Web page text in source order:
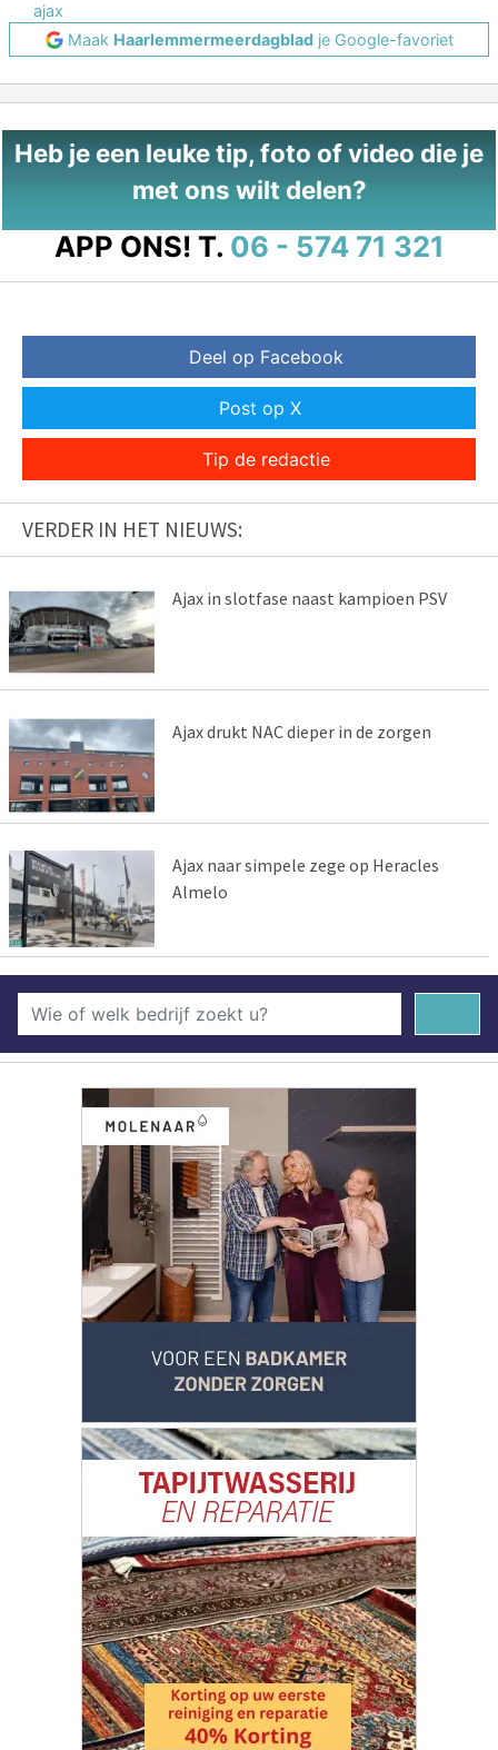
ajax
Maak Haarlemmermeerdagbladje Google-favoriet
Heb je een leuke tip, foto of video die je
met ons wilt delen?
APP ONS! T. 06 - 574 71 321
Deel op Facebook
Post op X
Tip de redactie
VERDER IN HET NIEUWS:
Ajax in slotfase naast kampioen PSV
Ajax drukt NAC dieper in de zorgen
Ajax naar simpele zege op Heracles
Almelo